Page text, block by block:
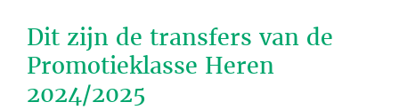
Dit zijn de transfers van de
Promotieklasse Heren
2024/2025